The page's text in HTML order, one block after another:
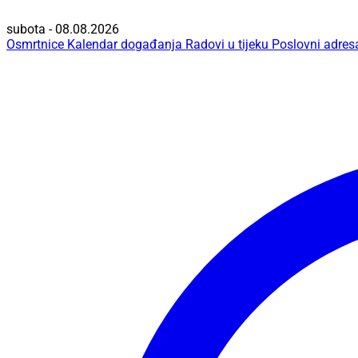
subota - 08.08.2026
Osmrtnice Kalendar događanja Radovi u tijeku Poslovni